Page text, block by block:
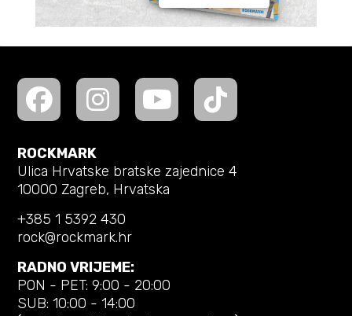
ROCKMARK
Ulica Hrvatske bratske zajednice 4
10000 Zagreb, Hrvatska
+385 1 5392 430
rock@rockmark.hr
RADNO VRIJEME:
PON - PET: 9:00 - 20:00
SUB: 10:00 - 14:00